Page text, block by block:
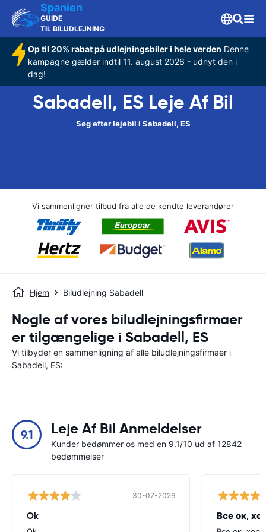
Spanien
GUIDE
TIL BILUDLEJNING
Op til 20% rabat på udlejningsbiler i hele verden Denne
kampagne gælder indtil 11. august 2026 - udnyt den i
dag!
Sabadell, ES Leje Af Bil
Søg efter lejebil i Sabadell, ES
Vi sammenligner tilbud fra alle de kendte leverandører
Hjem Biludlejning Sabadell
Nogle af vores biludlejningsfirmaer
er tilgængelige i Sabadell, ES
Vi tilbyder en sammenligning af alle biludlejningsfirmaer i
Sabadell, ES:
9.1 Leje Af Bil Anmeldelser
Kunder bedømmer os med en 9.1/10 ud af 12842
bedømmelser
30-07-2026
Ok Все ок,